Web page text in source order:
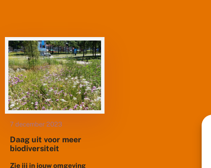
7 december 2023
Daag uit voor meer
biodiversiteit
Zie jij in jouw omgeving